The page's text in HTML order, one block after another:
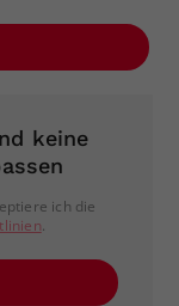
keine
ich die
.